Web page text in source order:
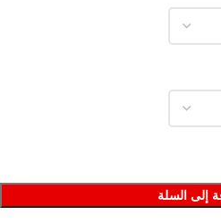
إلى السلة